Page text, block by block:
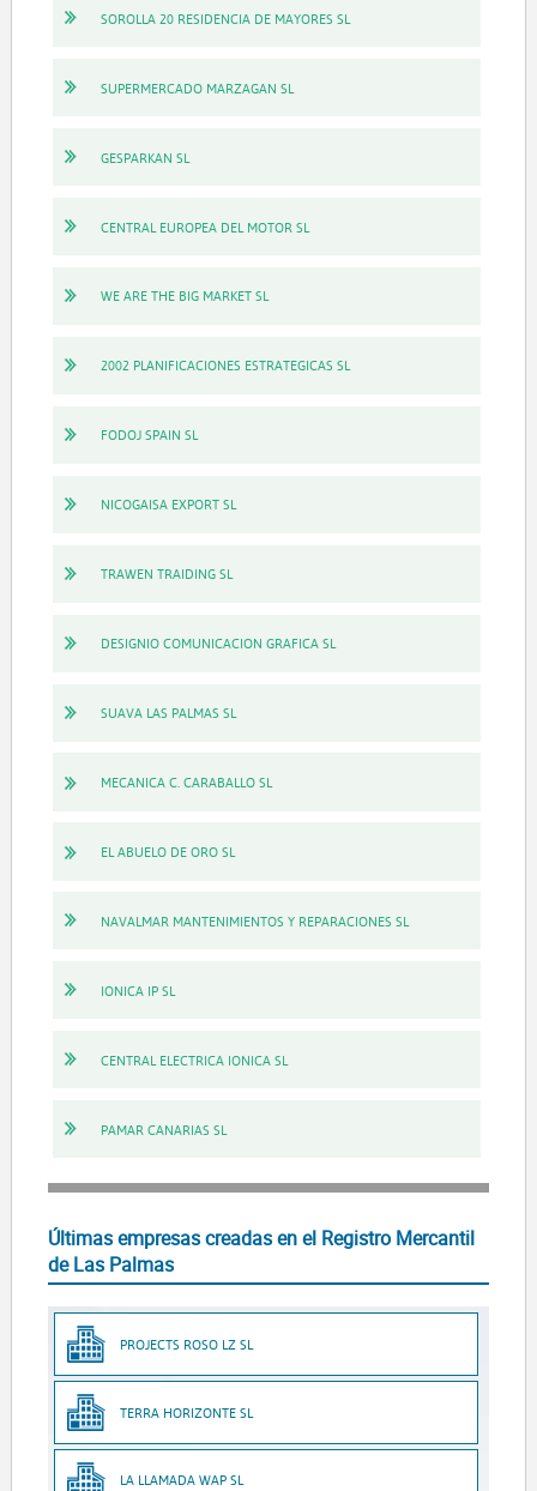
SOROLLA 20 RESIDENCIA DE MAYORES SL
SUPERMERCADO MARZAGAN SL
GESPARKAN SL
CENTRAL EUROPEA DEL MOTOR SL
WE ARE THE BIG MARKET SL
2002 PLANIFICACIONES ESTRATEGICAS SL
FODOJ SPAIN SL
NICOGAISA EXPORT SL
TRAWEN TRAIDING SL
DESIGNIO COMUNICACION GRAFICA SL
SUAVA LAS PALMAS SL
MECANICA C. CARABALLO SL
EL ABUELO DE ORO SL
NAVALMAR MANTENIMIENTOS Y REPARACIONES SL
IONICA IP SL
CENTRAL ELECTRICA IONICA SL
PAMAR CANARIAS SL
Últimas empresas creadas en el Registro Mercantil
de Las Palmas
PROJECTS ROSO LZ SL
TERRA HORIZONTE SL
LA LLAMADA WAP SL